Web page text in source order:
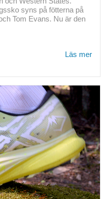
syns på fötterna på
Tom Evans. Nu är den
Läs mer